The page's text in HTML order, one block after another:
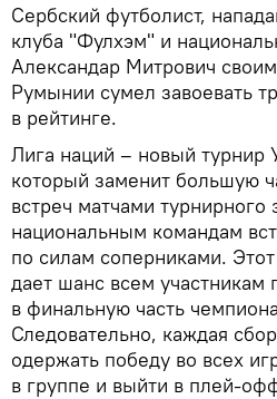
Сербский футболист,
клуба "Фулхэм" и
Александар Митрович
Румынии сумел завоевать
в рейтинге.
Лига наций – новый
который заменит большую
встреч матчами турнирного
национальным командам
по силам соперниками.
дает шанс всем участникам
в финальную часть
Следовательно, каждая
одержать победу во всех
в группе и выйти в плей-